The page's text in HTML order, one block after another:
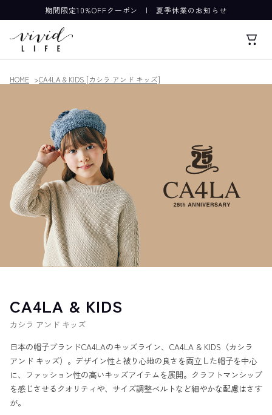
期間限定10%OFFクーポン |夏季休業のお知らせ
HOME CA4LA & KIDS [カシラ アンド キッズ]
CA4LA & KIDS
カシラ アンド キッズ
日本の帽子ブランドCA4LAのキッズライン、CA4LA & KIDS（カシラ
アンド キッズ）。デザイン性と被り心地の良さを両立した帽子を中心
に、ファッション性の高いキッズアイテムを展開。クラフトマンシップ
を感じさせるクオリティや、サイズ調整ベルトなど細やかな配慮はさす
が。